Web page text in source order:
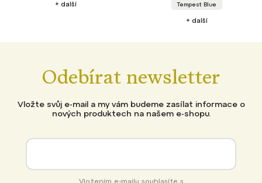
Tempest Blue
Odebírat newsletter
Vložte svůj e-mail a my vám budeme zasílat informace o
nových produktech na našem e-shopu.